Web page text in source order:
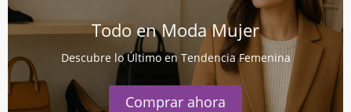
Todo en Moda Mujer
Descubre lo Último en Tendencia Femenina
Comprar ahora